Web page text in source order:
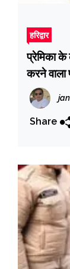
हरिद्वार
प्रेमिका
करने वाला
Share